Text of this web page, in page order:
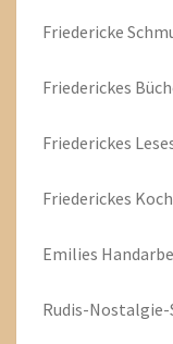
Friedericke
Friederickes
Friederickes
Friederickes
Emilies
Rudis-Nostalgie-